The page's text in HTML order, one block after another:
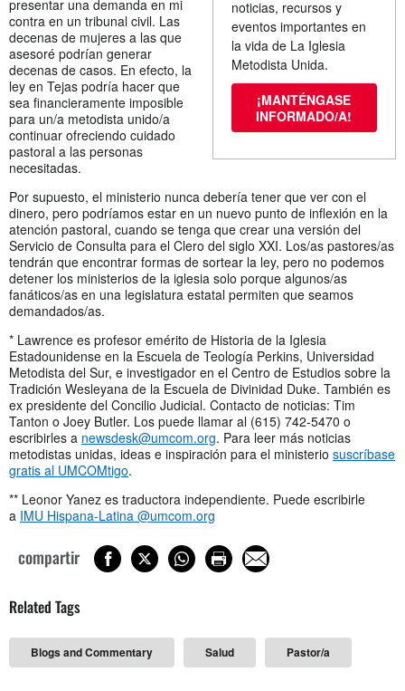
noticias, recursos y
eventos importantes en
la vida de La Iglesia
Metodista Unida.
¡MANTÉNGASE
INFORMADO/A!
presentar una demanda en mi
contra en un tribunal civil. Las
decenas de mujeres a las que
asesoré podrían generar
decenas de casos. En efecto, la
ley en Tejas podría hacer que
sea financieramente imposible
para un/a metodista unido/a
continuar ofreciendo cuidado
pastoral a las personas
necesitadas.
Por supuesto, el ministerio nunca debería tener que ver con el
dinero, pero podríamos estar en un nuevo punto de inflexión en la
atención pastoral, cuando se tenga que crear una versión del
Servicio de Consulta para el Clero del siglo XXI. Los/as pastores/as
tendrán que encontrar formas de sortear la ley, pero no podemos
detener los ministerios de la iglesia solo porque algunos/as
fanáticos/as en una legislatura estatal permiten que seamos
demandados/as.
* Lawrence es profesor emérito de Historia de la Iglesia
Estadounidense en la Escuela de Teología Perkins, Universidad
Metodista del Sur, e investigador en el Centro de Estudios sobre la
Tradición Wesleyana de la Escuela de Divinidad Duke. También es
ex presidente del Concilio Judicial. Contacto de noticias: Tim
Tanton o Joey Butler. Los puede llamar al (615) 742-5470 o
escribirles a newsdesk@umcom.org. Para leer más noticias
metodistas unidas, ideas e inspiración para el ministerio suscríbase
gratis al UMCOMtigo.
** Leonor Yanez es traductora independiente. Puede escribirle
a IMU Hispana-Latina @umcom.org
compartir
Related Tags
Blogs and Commentary Salud Pastor/a